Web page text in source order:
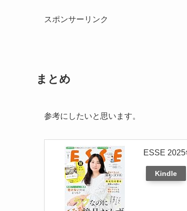
スポンサーリンク
まとめ
参考にしたいと思います。
ESSE
Kindle